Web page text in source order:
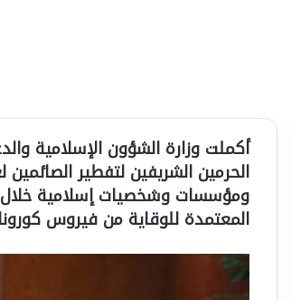
أكملت وزارة الشؤون الإسلامية
ومؤسسات وشخصيات إسلامية خلال
المعتمدة للوقاية من فيروس كورونا